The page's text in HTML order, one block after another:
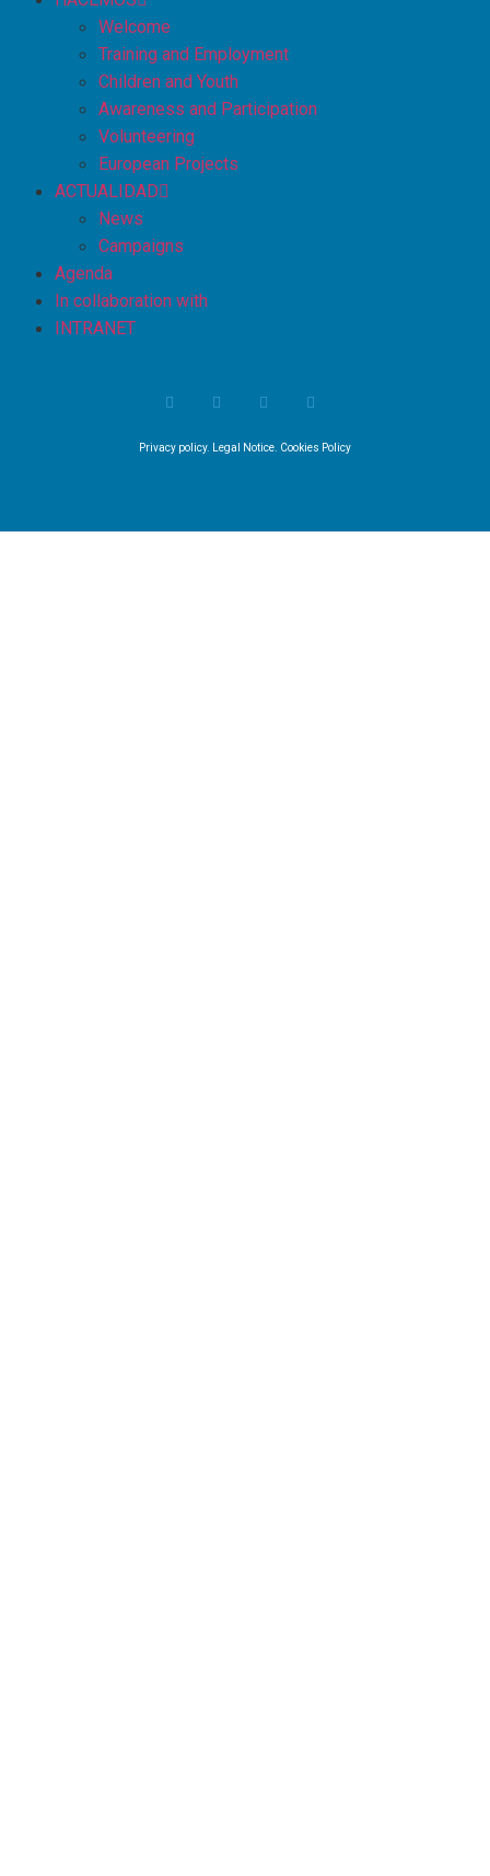
Welcome
Training and Employment
Children and Youth
Awareness and Participation
Volunteering
European Projects
ACTUALIDAD
News
Campaigns
Agenda
In collaboration with
INTRANET
Privacy policy. Legal Notice. Cookies Policy